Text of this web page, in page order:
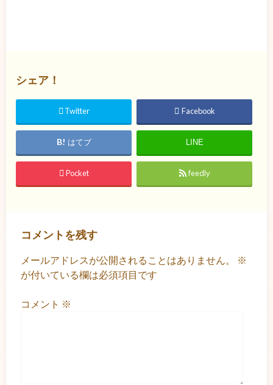
シェア！
Twitter Facebook
はてブ LINE
Pocket feedly
コメントを残す
メールアドレスが公開されることはありません。
※
が付いている欄は必須項目です
コメント ※